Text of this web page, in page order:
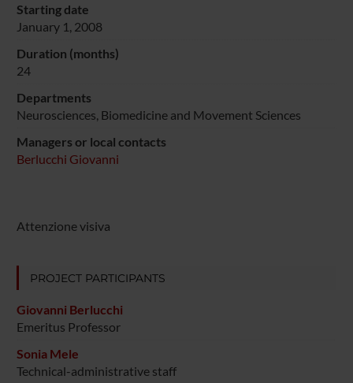
Starting date
January 1, 2008
Duration (months)
24
Departments
Neurosciences, Biomedicine and Movement Sciences
Managers or local contacts
Berlucchi Giovanni
Attenzione visiva
PROJECT PARTICIPANTS
Giovanni Berlucchi
Emeritus Professor
Sonia Mele
Technical-administrative staff